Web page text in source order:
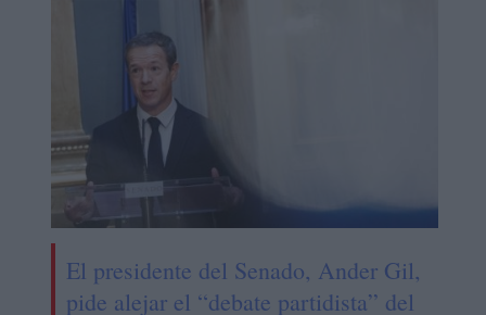
El presidente del Senado, Ander Gil,
pide alejar el “debate partidista” del